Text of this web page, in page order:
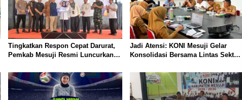
Tingkatkan Respon Cepat Darurat,
Pemkab Mesuji Resmi Luncurkan
112
Jadi Atensi: KONI Mesuji Gelar
Konsolidasi Bersama Lintas Sektor,
Olahraga, Sarana Training Center
Para Atlet Daerah